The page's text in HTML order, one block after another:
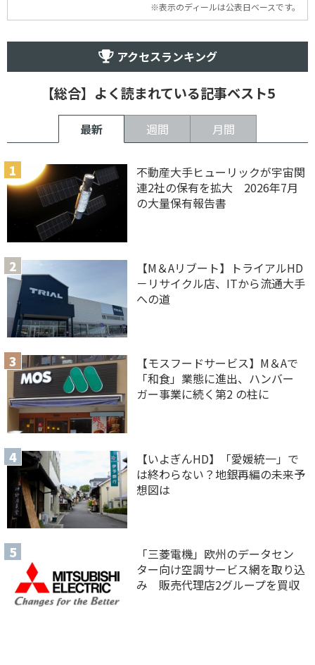
※表示のディールは公表日ベースです。
アクセスランキング
【総合】よく読まれている記事ベスト5
最新 週間 月間
不動産大手ヒューリックが宇宙関
連2社の保有を拡大 2026年7月
の大量保有報告書
【M＆Aリブート】トライアルHD
－リサイクル店、ITから流通大手
への道
【モスフードサービス】M＆Aで
「和食」業態に進出、ハンバー
ガー事業に続く第2 の柱に
【いよぎんHD】「愛媛統一」で
は終わらない？地銀再編の未来予
想図は
「三菱電機」欧州のデータセン
ター向け空調サービス網を取り込
み 販売代理店2グループを買収